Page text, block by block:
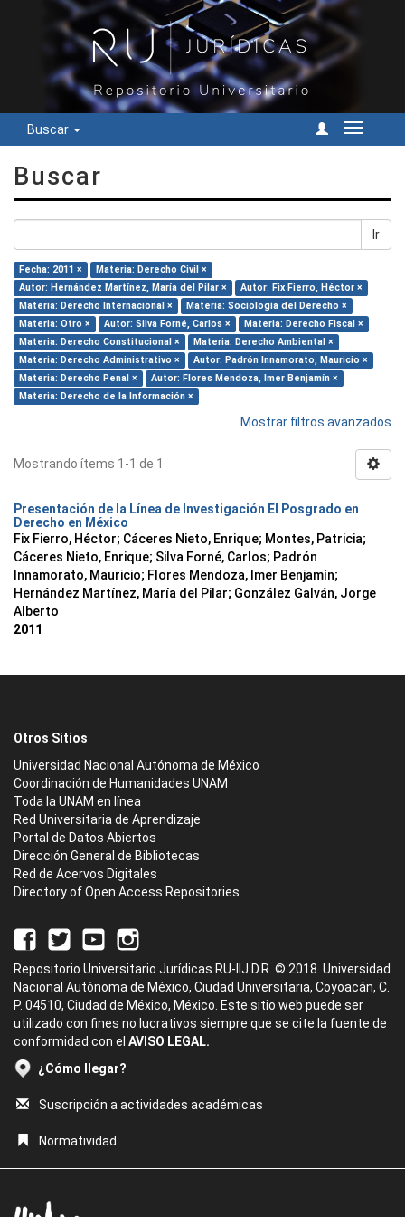
Buscar
Cambiar
Buscar
Ir
Fecha: 2011 ×
Materia: Derecho Civil ×
Autor: Hernández Martínez, María del Pilar ×
Autor: Fix Fierro, Héctor ×
Materia: Derecho Internacional ×
Materia: Sociología del Derecho ×
Materia: Otro ×
Autor: Silva Forné, Carlos ×
Materia: Derecho Fiscal ×
Materia: Derecho Constitucional ×
Materia: Derecho Ambiental ×
Materia: Derecho Administrativo ×
Autor: Padrón Innamorato, Mauricio ×
Materia: Derecho Penal ×
Autor: Flores Mendoza, Imer Benjamín ×
Materia: Derecho de la Información ×
Mostrar filtros avanzados
Mostrando ítems 1-1 de 1
Presentación de la Línea de Investigación El Posgrado en
Derecho en México
Fix Fierro, Héctor; Cáceres Nieto, Enrique; Montes, Patricia;
Cáceres Nieto, Enrique; Silva Forné, Carlos; Padrón
Innamorato, Mauricio; Flores Mendoza, Imer Benjamín;
Hernández Martínez, María del Pilar; González Galván, Jorge
Alberto
2011
Otros Sitios
Universidad Nacional Autónoma de México
Coordinación de Humanidades UNAM
Toda la UNAM en línea
Red Universitaria de Aprendizaje
Portal de Datos Abiertos
Dirección General de Bibliotecas
Red de Acervos Digitales
Directory of Open Access Repositories
Repositorio Universitario Jurídicas RU-IIJ D.R. © 2018. Universidad
Nacional Autónoma de México, Ciudad Universitaria, Coyoacán, C.
P. 04510, Ciudad de México, México. Este sitio web puede ser
utilizado con fines no lucrativos siempre que se cite la fuente de
conformidad con el AVISO LEGAL.
¿Cómo llegar?
Suscripción a actividades académicas
Normatividad